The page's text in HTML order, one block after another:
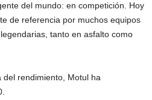
del mundo: en competición. Hoy
de referencia por muchos equipos
tanto en asfalto como
rendimiento, Motul ha